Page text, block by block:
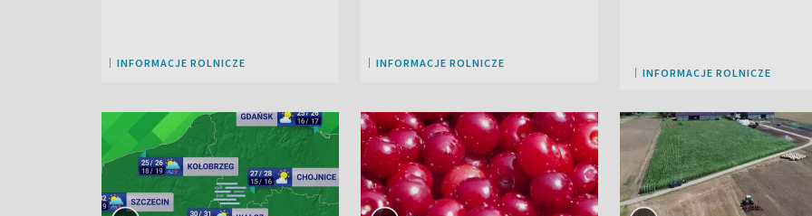
INFORMACJE ROLNICZE INFORMACJE ROLNICZE
INFORMACJE ROLNICZE